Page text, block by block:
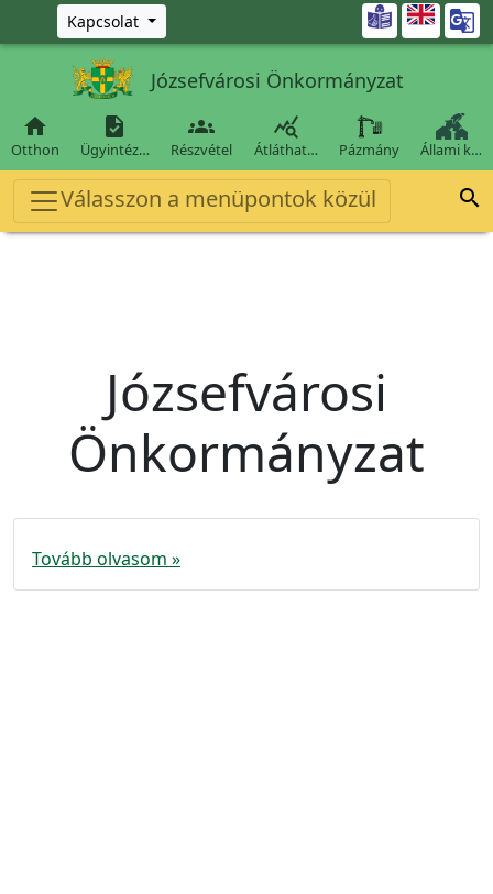
Ugrás a fő tartalomra
Kapcsolat 
Józsefvárosi Önkormányzat

Otthon

Ügyintéz…

Részvétel

Átláthat… Pázmány Állami k…
Válasszon a menüpontok közül 
Józsefvárosi
Önkormányzat
Tovább olvasom »